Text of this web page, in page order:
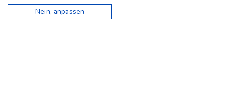
AGBs
Nein, anpassen